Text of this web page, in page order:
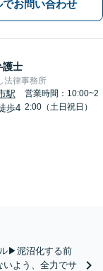
でお問い合わせ
護士
法律事務所
駅
歩4
営業時間：10:00~2
2:00（土日祝日）
▶︎泥沼化する前
いよう、全力でサ